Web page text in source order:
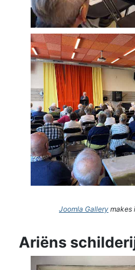
Joomla Gallery makes
Ariëns